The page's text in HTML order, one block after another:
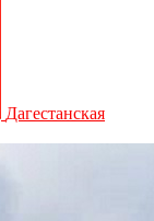
Дагестанская